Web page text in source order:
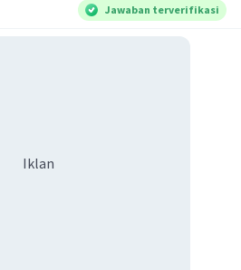
Jawaban terverifikasi
Iklan